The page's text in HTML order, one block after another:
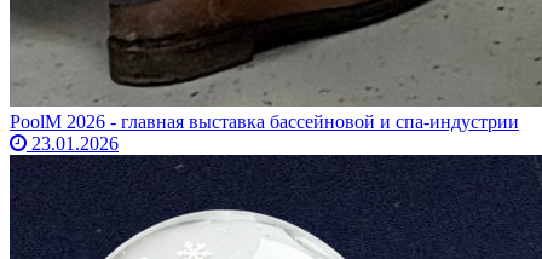
PoolM 2026 - главная выставка бассейновой и спа-индустрии
23.01.2026